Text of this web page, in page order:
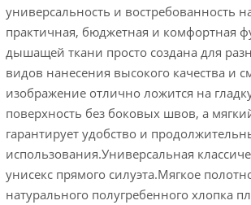
универсальность и востребованность
практичная, бюджетная и комфортная
дышащей ткани просто создана для
видов нанесения высокого качества и
изображение отлично ложится на
поверхность без боковых швов, а
гарантирует удобство и
использования.Универсальная
унисекс прямого силуэта.Мягкое
натурального полугребенного хлопка